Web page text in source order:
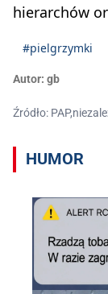
hierarchów
#pielgrzymki
Autor: gb
Źródło:
HUMOR